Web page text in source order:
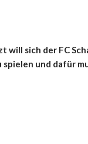
sich der FC
und dafür